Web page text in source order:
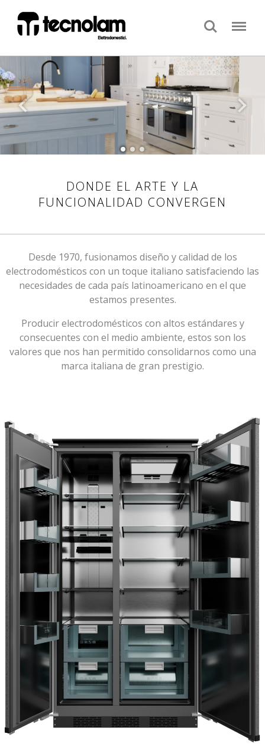
Search Menu
keyboard_arrow_left keyboard_arrow_right
DONDE EL ARTE Y LA
FUNCIONALIDAD CONVERGEN
Desde 1970, fusionamos diseño y calidad de los
electrodomésticos con un toque italiano satisfaciendo las
necesidades de cada país latinoamericano en el que
estamos presentes.
Producir electrodomésticos con altos estándares y
consecuentes con el medio ambiente, estos son los
valores que nos han permitido consolidarnos como una
marca italiana de gran prestigio.